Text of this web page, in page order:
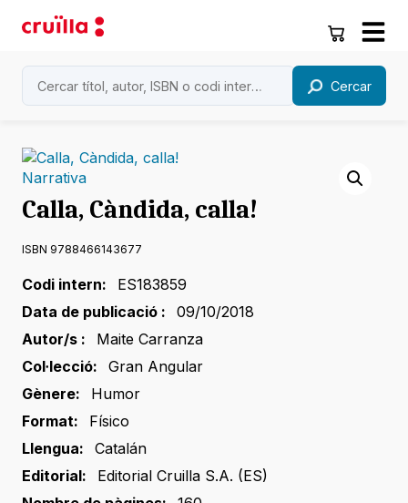
Cercar
Narrativa
Calla, Càndida, calla!
ISBN 9788466143677
Codi intern:
ES183859
Data de publicació :
09/10/2018
Autor/s :
Maite Carranza
Col·lecció:
Gran Angular
Gènere:
Humor
Format:
Físico
Llengua:
Catalán
Editorial:
Editorial Cruilla S.A. (ES)